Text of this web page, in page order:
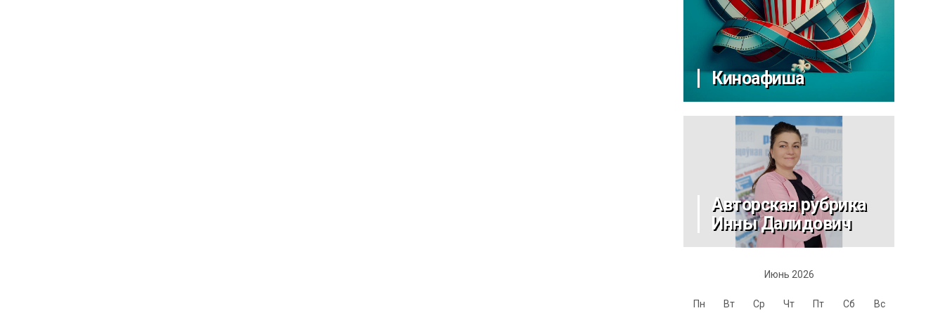
Киноафиша
Авторская рубрика
Инны Далидович
Июнь 2026
Пн Вт Ср Чт Пт Сб Вс